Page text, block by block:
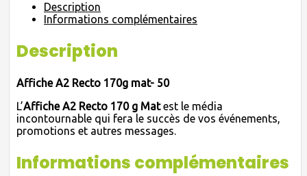
Description
Informations complémentaires
Description
Affiche A2 Recto 170g mat- 50
L’Affiche A2 Recto 170 g Matest le média
incontournable qui fera le succès de vos événements,
promotions et autres messages.
Informations complémentaires